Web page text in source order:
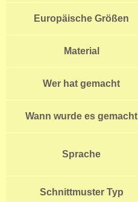
Europäische Größen
Material
Wer hat gemacht
Wann wurde es gemacht
Sprache
Schnittmuster Typ